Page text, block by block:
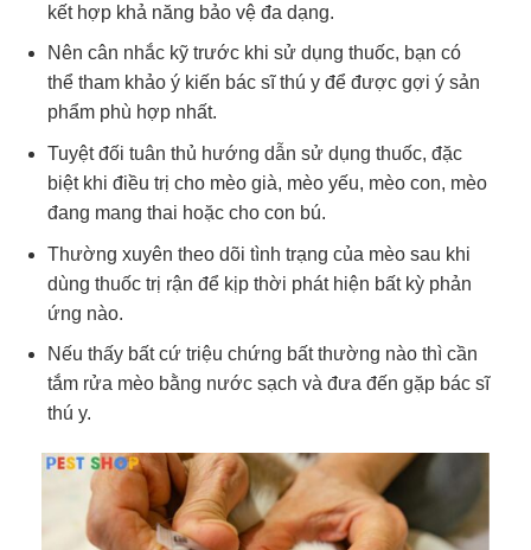
kết hợp khả năng bảo vệ đa dạng.
Nên cân nhắc kỹ trước khi sử dụng thuốc, bạn có
thể tham khảo ý kiến bác sĩ thú y để được gợi ý sản
phẩm phù hợp nhất.
Tuyệt đối tuân thủ hướng dẫn sử dụng thuốc, đặc
biệt khi điều trị cho mèo già, mèo yếu, mèo con, mèo
đang mang thai hoặc cho con bú.
Thường xuyên theo dõi tình trạng của mèo sau khi
dùng thuốc trị rận để kịp thời phát hiện bất kỳ phản
ứng nào.
Nếu thấy bất cứ triệu chứng bất thường nào thì cần
tắm rửa mèo bằng nước sạch và đưa đến gặp bác sĩ
thú y.